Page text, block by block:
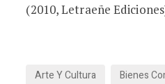
(2010, Letraeñe
Arte Y Cultura
Bienes